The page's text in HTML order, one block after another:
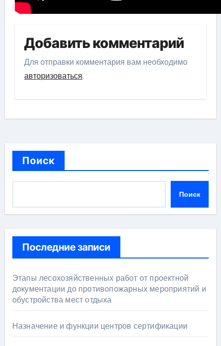
Добавить комментарий
Для отправки комментария вам необходимо
авторизоваться.
Поиск
Поиск
Последние записи
Этапы лесохозяйственных работ от проектной
документации до противопожарных мероприятий и
обустройства мест отдыха
Назначение и функции центров сертификации